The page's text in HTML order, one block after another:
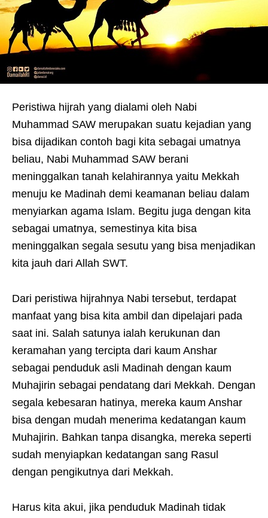
Peristiwa hijrah yang dialami oleh Nabi
Muhammad SAW merupakan suatu kejadian yang
bisa dijadikan contoh bagi kita sebagai umatnya
beliau, Nabi Muhammad SAW berani
meninggalkan tanah kelahirannya yaitu Mekkah
menuju ke Madinah demi keamanan beliau dalam
menyiarkan agama Islam. Begitu juga dengan kita
sebagai umatnya, semestinya kita bisa
meninggalkan segala sesutu yang bisa menjadikan
kita jauh dari Allah SWT.
Dari peristiwa hijrahnya Nabi tersebut, terdapat
manfaat yang bisa kita ambil dan dipelajari pada
saat ini. Salah satunya ialah kerukunan dan
keramahan yang tercipta dari kaum Anshar
sebagai penduduk asli Madinah dengan kaum
Muhajirin sebagai pendatang dari Mekkah. Dengan
segala kebesaran hatinya, mereka kaum Anshar
bisa dengan mudah menerima kedatangan kaum
Muhajirin. Bahkan tanpa disangka, mereka seperti
sudah menyiapkan kedatangan sang Rasul
dengan pengikutnya dari Mekkah.
Harus kita akui, jika penduduk Madinah tidak